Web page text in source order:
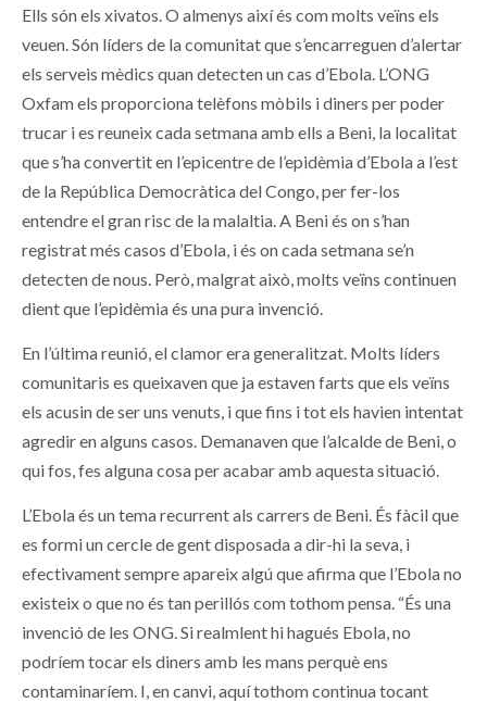
Ells són els xivatos. O almenys així és com molts veïns els
veuen. Són líders de la comunitat que s’encarreguen d’alertar
els serveis mèdics quan detecten un cas d’Ebola. L’ONG
Oxfam els proporciona telèfons mòbils i diners per poder
trucar i es reuneix cada setmana amb ells a Beni, la localitat
que s’ha convertit en l’epicentre de l’epidèmia d’Ebola a l’est
de la República Democràtica del Congo, per fer-los
entendre el gran risc de la malaltia. A Beni és on s’han
registrat més casos d’Ebola, i és on cada setmana se’n
detecten de nous. Però, malgrat això, molts veïns continuen
dient que l’epidèmia és una pura invenció.
En l’última reunió, el clamor era generalitzat. Molts líders
comunitaris es queixaven que ja estaven farts que els veïns
els acusin de ser uns venuts, i que fins i tot els havien intentat
agredir en alguns casos. Demanaven que l’alcalde de Beni, o
qui fos, fes alguna cosa per acabar amb aquesta situació.
L’Ebola és un tema recurrent als carrers de Beni. És fàcil que
es formi un cercle de gent disposada a dir-hi la seva, i
efectivament sempre apareix algú que afirma que l’Ebola no
existeix o que no és tan perillós com tothom pensa. “És una
invenció de les ONG. Si realmlent hi hagués Ebola, no
podríem tocar els diners amb les mans perquè ens
contaminaríem. I, en canvi, aquí tothom continua tocant